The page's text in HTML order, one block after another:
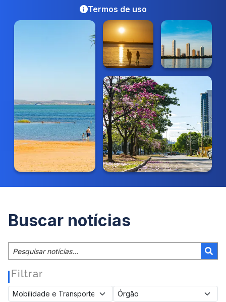
Termos de uso
Buscar notícias
Filtrar